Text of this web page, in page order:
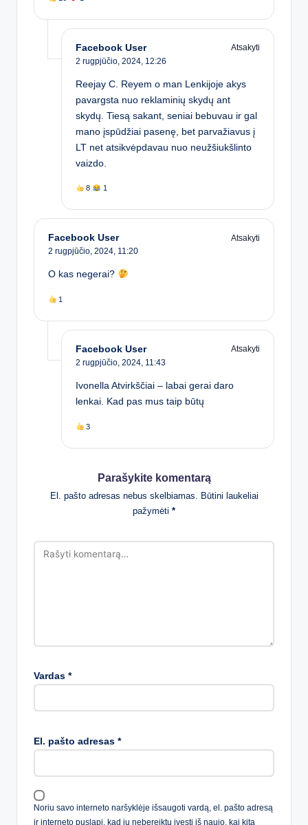
Facebook User
Atsakyti
2 rugpjūčio, 2024, 12:26
Reejay C. Reyem o man Lenkijoje akys
pavargsta nuo reklaminių skydų ant
skydų. Tiesą sakant, seniai bebuvau ir gal
mano įspūdžiai pasenę, bet parvažiavus į
LT net atsikvėpdavau nuo neužšiukšlinto
vaizdo.
8 1
Facebook User
Atsakyti
2 rugpjūčio, 2024, 11:20
O kas negerai?
1
Facebook User
Atsakyti
2 rugpjūčio, 2024, 11:43
Ivonella Atvirkščiai – labai gerai daro
lenkai. Kad pas mus taip būtų
3
Parašykite komentarą
El. pašto adresas nebus skelbiamas. Būtini laukeliai
pažymėti *
Vardas *
El. pašto adresas *
Noriu savo interneto naršyklėje išsaugoti vardą, el. pašto adresą
ir interneto puslapį, kad jų nebereiktų įvesti iš naujo, kai kitą